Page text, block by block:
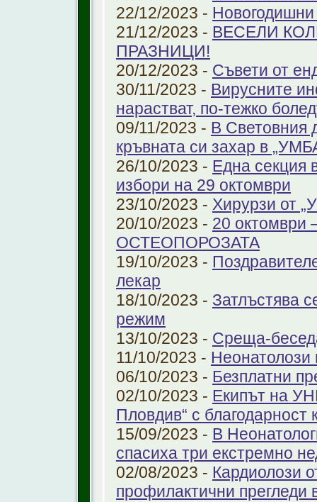
22/12/2023 -
21/12/2023 - ВЕСЕЛИ
ПРАЗНИЦИ!
20/12/2023 - Съвети от
30/11/2023 - Вирусните
нарастват, по-тежко
09/11/2023 - В Световния
кръвната си захар в
26/10/2023 - Една секция
избори на 29 октомври
23/10/2023 - Хирурзи от
20/10/2023 - 20
ОСТЕОПОРОЗАТА
19/10/2023 -
лекар
18/10/2023 - Затлъстява
режим
13/10/2023 - Среща-
11/10/2023 -
06/10/2023 - Безплатни
02/10/2023 - Екипът на
Пловдив“ с благодарност
15/09/2023 - В
спасиха три екстремно
02/08/2023 - Кардиолози
профилактични прегледи